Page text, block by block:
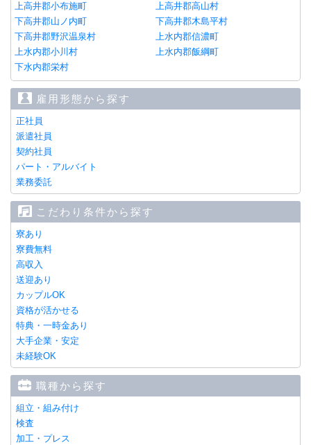
上高井郡小布施町
上高井郡高山村
下高井郡山ノ内町
下高井郡木島平村
下高井郡野沢温泉村
上水内郡信濃町
上水内郡小川村
上水内郡飯綱町
下水内郡栄村
雇用形態から探す
正社員
派遣社員
契約社員
パート・アルバイト
業務委託
こだわり条件から探す
寮あり
寮費無料
高収入
送迎あり
カップルOK
資格が活かせる
特典・一時金あり
大手企業・安定
未経験OK
職種から探す
組立・組み付け
検査
加工・プレス